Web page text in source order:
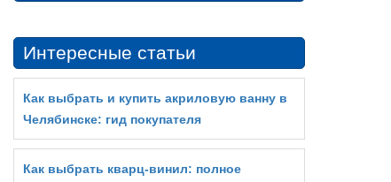
Интересные статьи
Как выбрать и купить акриловую ванну в
Челябинске: гид покупателя
Как выбрать кварц‑винил: полное